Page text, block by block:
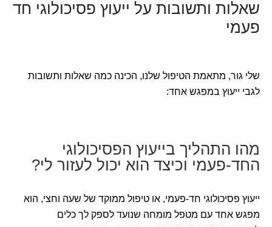
שאלות ותשובות על ייעוץ פסיכולוגי חד
פעמי
שלי גור, מתאמת הטיפול שלנו, הכינה כמה שאלות ותשובות
לגבי ייעוץ במפגש אחד:
מהו התהליך בייעוץ הפסיכולוגי
החד-פעמי וכיצד הוא יכול לעזור לי?
ייעוץ פסיכולוגי חד-פעמי, או טיפול ממוקד של שעה וחצי, הוא
מפגש אחד עם מטפל מומחה שנועד לספק לך כלים